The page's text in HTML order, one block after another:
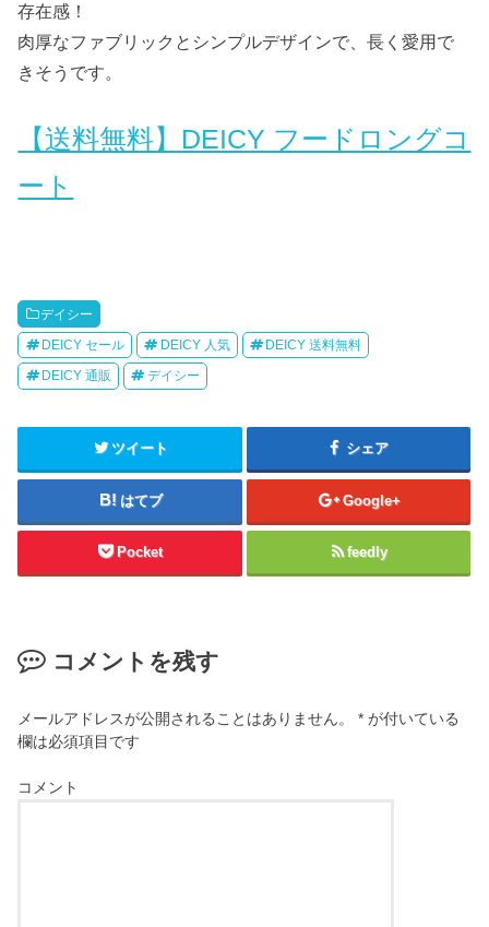
存在感！
肉厚なファブリックとシンプルデザインで、長く愛用で
きそうです。
【送料無料】DEICY フードロングコ
ート
デイシー
DEICY セール DEICY 人気 DEICY 送料無料
DEICY 通販 デイシー
ツイート シェア
はてブ Google+
Pocket feedly
コメントを残す
メールアドレスが公開されることはありません。 * が付いている
欄は必須項目です
コメント